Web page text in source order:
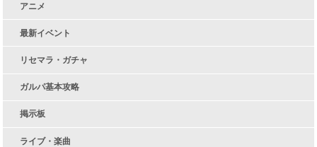
アニメ
最新イベント
リセマラ・ガチャ
ガルパ基本攻略
掲示板
ライブ・楽曲